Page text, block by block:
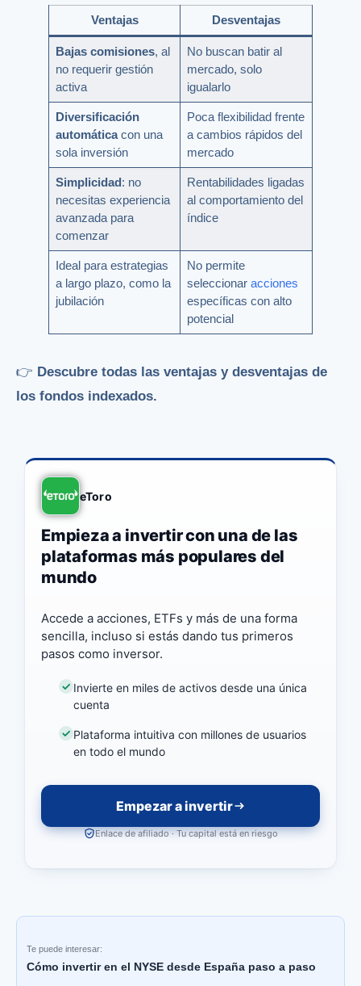
Ventajas Desventajas
Bajas comisiones, al
no requerir gestión
activa
No buscan batir al
mercado, solo
igualarlo
Diversificación
automáticacon una
sola inversión
Poca flexibilidad frente
a cambios rápidos del
mercado
Simplicidad: no
necesitas experiencia
avanzada para
comenzar
Rentabilidades ligadas
al comportamiento del
índice
Ideal para estrategias
a largo plazo, como la
jubilación
No permite
seleccionar acciones
específicas con alto
potencial
👉 Descubre todas las ventajas y desventajas de
los fondos indexados.
eToro
Empieza a invertir con una de las
plataformas más populares del
mundo
Accede a acciones, ETFs y más de una forma
sencilla, incluso si estás dando tus primeros
pasos como inversor.
Invierte en miles de activos desde una única
cuenta
Plataforma intuitiva con millones de usuarios
en todo el mundo
Empezar a invertir
Enlace de afiliado · Tu capital está en riesgo
Te puede interesar:
Cómo invertir en el NYSE desde España paso a paso